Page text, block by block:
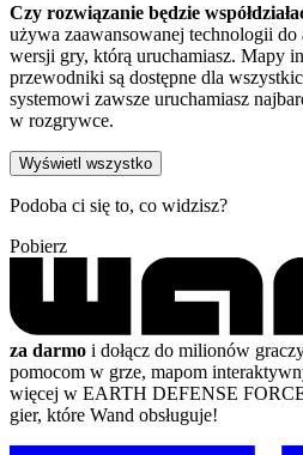
Czy rozwiązanie będzie
używa zaawansowanej technologii
wersji gry, którą uruchamiasz. Mapy
przewodniki są dostępne dla
systemowi zawsze uruchamiasz
w rozgrywce.
Wyświetl wszystko
Podoba ci się to, co widzisz?
Pobierz
za darmo i dołącz do milionów
pomocom w grze, mapom
więcej w EARTH DEFENSE
gier, które Wand obsługuje!